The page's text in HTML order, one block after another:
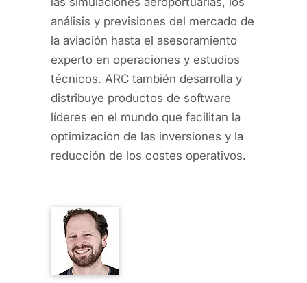
análisis y previsiones del mercado de
la aviación hasta el asesoramiento
experto en operaciones y estudios
técnicos. ARC también desarrolla y
distribuye productos de software
líderes en el mundo que facilitan la
optimización de las inversiones y la
reducción de los costes operativos.